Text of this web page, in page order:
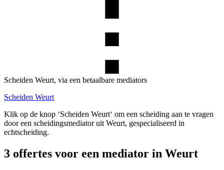
Scheiden Weurt, via een betaalbare mediators
Scheiden Weurt
Klik op de knop ‘Scheiden Weurt‘ om een scheiding aan te vragen
door een scheidingsmediator uit Weurt, gespecialiseerd in
echtscheiding.
3 offertes voor een mediator in Weurt